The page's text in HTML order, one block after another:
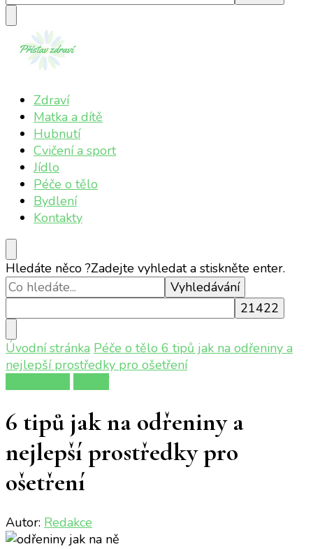
Přístav zdraví
Online magazín o vašem zdraví
Zdraví
Matka a dítě
Hubnutí
Cvičení a sport
Jídlo
Péče o tělo
Bydlení
Kontakty
Hledáte něco ?Zadejte vyhledat a stiskněte enter.
Úvodní stránka Péče o tělo 6 tipů jak na odřeniny a
nejlepší prostředky pro ošetření
6 tipů jak na odřeniny a
nejlepší prostředky pro
ošetření
Autor: Redakce